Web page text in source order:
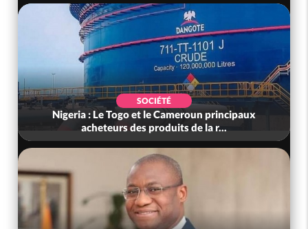
SOCIÉTÉ
Nigeria : Le Togo et le Cameroun principaux
acheteurs des produits de la r...